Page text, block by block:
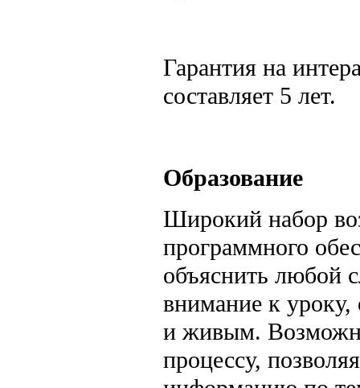
Гарантия на
составляет 5 лет.
Образование
Широкий набор
программного
объяснить любой
внимание к уроку,
и живым.
процессу,